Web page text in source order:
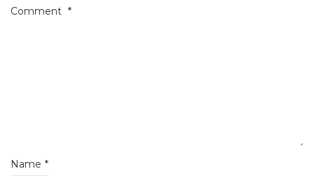
Comment *
Name *